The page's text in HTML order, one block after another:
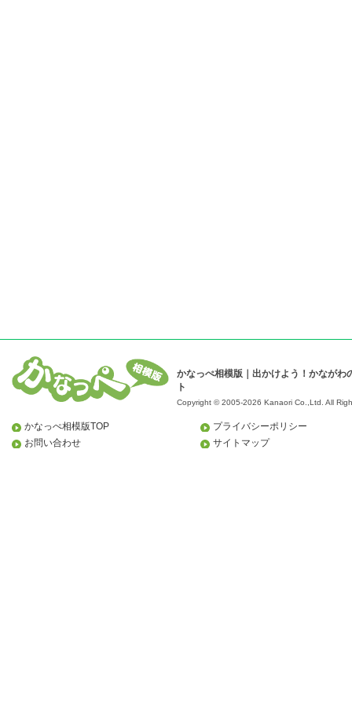
かなっぺ相模版｜出かけよう！かながわ
ト
Copyright © 2005-2026 Kanaori Co.,Ltd. All
かなっぺ相模版TOP
お問い合わせ
プライバシーポリシー
サイトマップ